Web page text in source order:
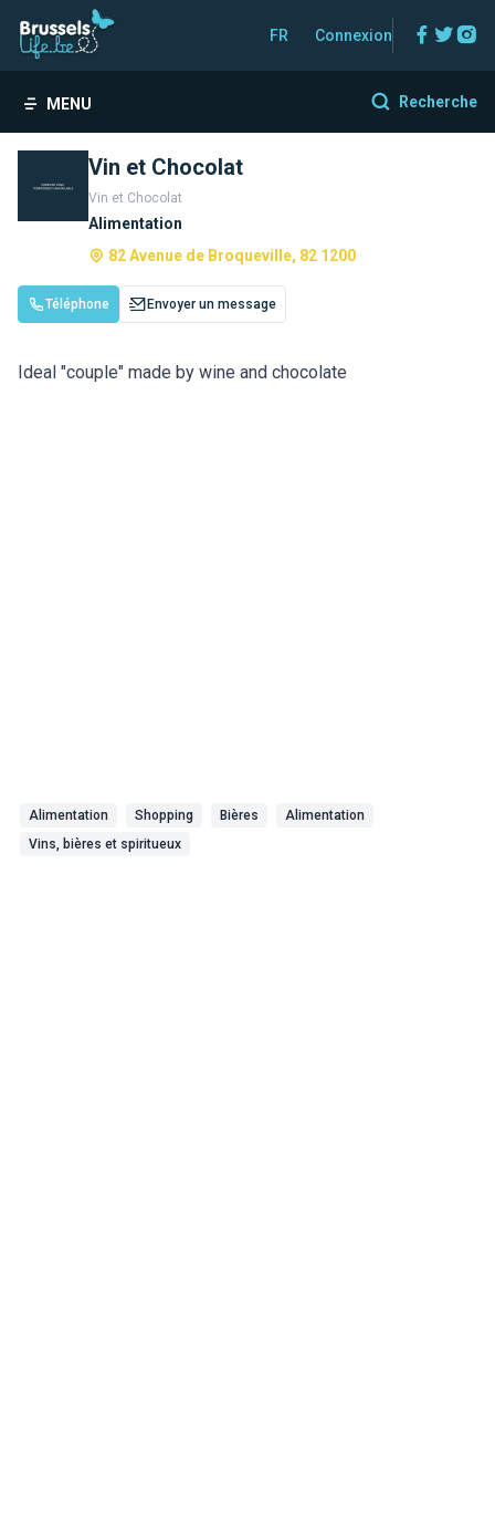
FR Connexion
MENU Recherche
Vin et Chocolat
Vin et Chocolat
Alimentation
82 Avenue de Broqueville, 82 1200
Téléphone Envoyer un message
Ideal "couple" made by wine and chocolate
Alimentation Shopping Bières
Alimentation
Vins, bières et spiritueux